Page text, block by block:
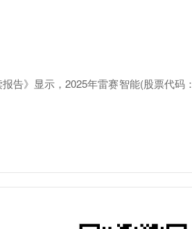
告》显示，2025年雷赛智能(股票代码：